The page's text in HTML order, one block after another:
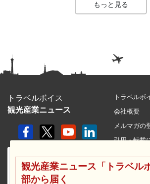
もっと見る
トラベルボイス
観光産業ニュース
トラベルボ
会社概要
メルマガの
引用・転載
利用規約
観光産業ニュース「トラベル
部から届く